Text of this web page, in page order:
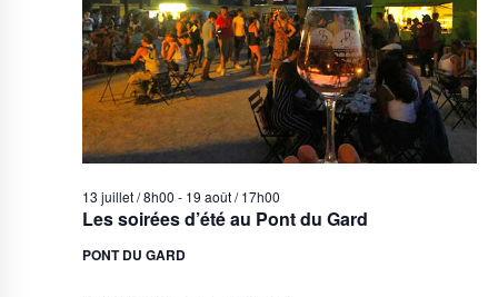
Les soirées d’été au Pont du Gard
13 juillet / 8h00 - 19 août / 17h00
PONT DU GARD